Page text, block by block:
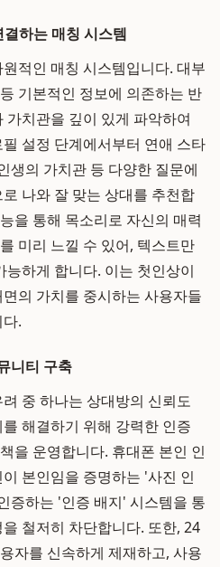
하는 매칭 시스템
적인 매칭 시스템입니다. 대부
기본적인 정보에 의존하는 반
가치관을 깊이 있게 파악하여
설정 단계에서부터 연애 스타
생의 가치관 등 다양한 질문에
나와 잘 맞는 상대를 추천합
을 통해 목소리로 자신의 매력
미리 느낄 수 있어, 텍스트만
하게 합니다. 이는 첫인상이
의 가치를 중시하는 사용자들
.
니티 구축
중 하나는 상대방의 신뢰도
해결하기 위해 강력한 인증
을 운영합니다. 휴대폰 본인 인
본인임을 증명하는 '사진 인
증하는 '인증 배지' 시스템을 통
철저히 차단합니다. 또한, 24
자를 신속하게 제재하고, 사용